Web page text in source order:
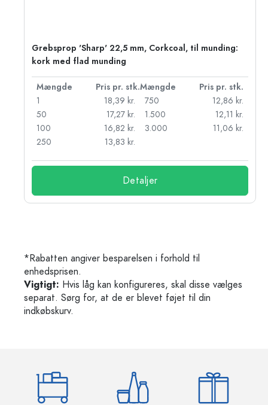
Grebsprop 'Sharp' 22,5 mm, Corkcoal, til munding:
kork med flad munding
Mængde Pris pr. stk.Mængde
Pris pr. stk.
1
18,39 kr.
50
17,27 kr.
100
16,82 kr.
250
13,83 kr.
750
12,86 kr.
1.500
12,11 kr.
3.000
11,06 kr.
Detaljer
*Rabatten angiver besparelsen i forhold til
enhedsprisen.
Vigtigt: Hvis låg kan konfigureres, skal disse vælges
separat. Sørg for, at de er blevet føjet til din
indkøbskurv.